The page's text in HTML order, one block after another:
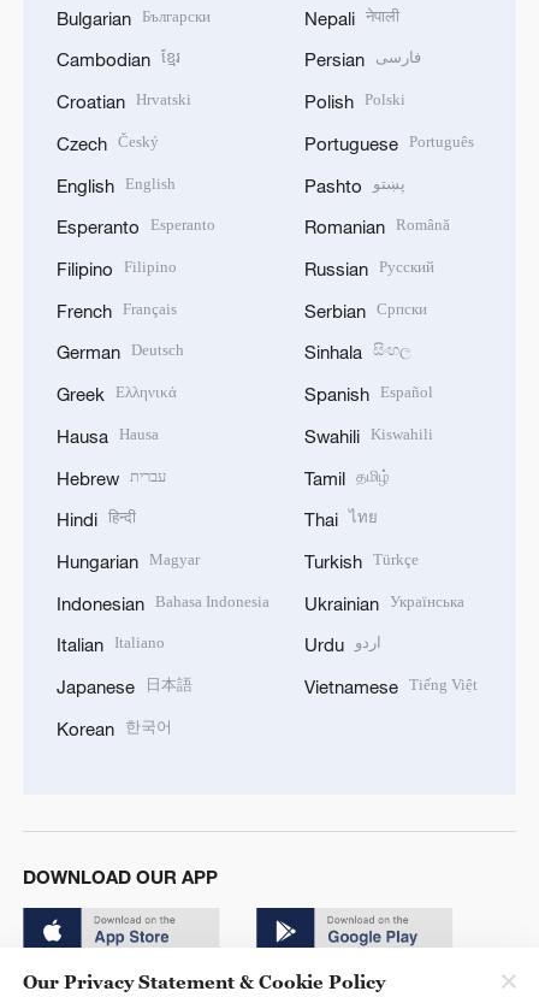
Bulgarian Български
Cambodian ខ្មែរ
Croatian Hrvatski
Czech Český
English English
Esperanto Esperanto
Filipino Filipino
French Français
German Deutsch
Greek Ελληνικά
Hausa Hausa
Hebrew עברית
Hindi हिन्दी
Hungarian Magyar
Indonesian Bahasa Indonesia
Italian Italiano
Japanese 日本語
Korean 한국어
Nepali नेपाली
Persian فارسی
Polish Polski
Portuguese Português
Pashto پښتو
Romanian Română
Russian Русский
Serbian Српски
Sinhala සිංහල
Spanish Español
Swahili Kiswahili
Tamil தமிழ்
Thai ไทย
Turkish Türkçe
Ukrainian Українська
Urdu اردو
Vietnamese Tiếng Việt
DOWNLOAD OUR APP
Our Privacy Statement & Cookie Policy